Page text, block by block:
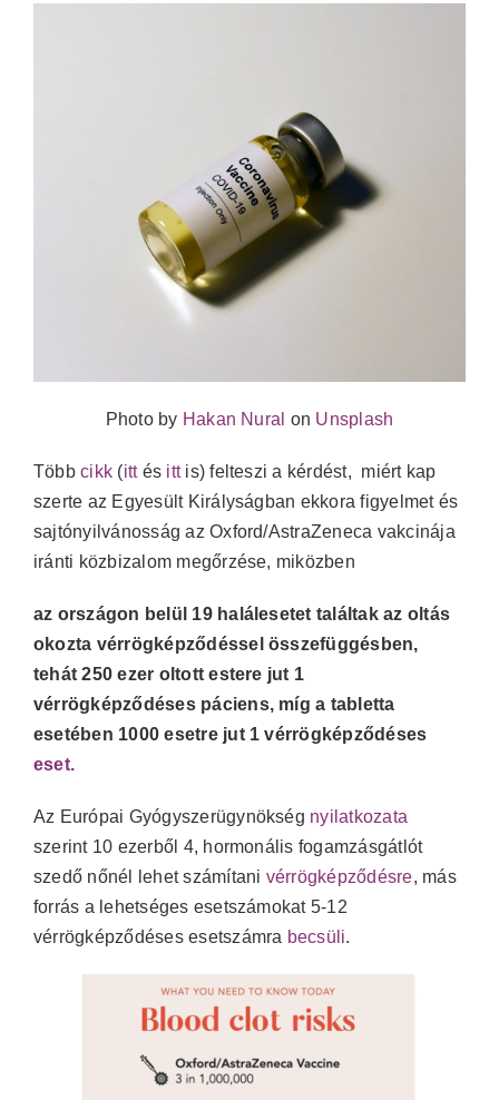
Photo by Hakan Nural on Unsplash
Többcikk (itt és itt is) felteszi a kérdést, miért kap
szerte az Egyesült Királyságban ekkora figyelmet és
sajtónyilvánosság az Oxford/AstraZeneca vakcinája
iránti közbizalom megőrzése, miközben
az országon belül 19 halálesetet találtak az oltás
okozta vérrögképződéssel összefüggésben,
tehát 250 ezer oltott estere jut 1
vérrögképződéses páciens, míg a tabletta
esetében 1000 esetre jut 1 vérrögképződéses
eset.
Az Európai Gyógyszerügynökség nyilatkozata
szerint 10 ezerből 4, hormonális fogamzásgátlót
szedő nőnél lehet számítani vérrögképződésre, más
forrás a lehetséges esetszámokat 5-12
vérrögképződéses esetszámra becsüli.